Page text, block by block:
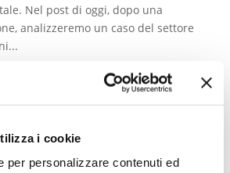
i cookie
per personalizzare contenuti ed
Nel post di oggi, dopo una
analizzeremo un caso del settore
i difetti di verniciatura